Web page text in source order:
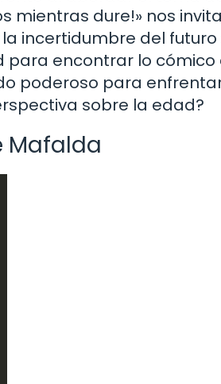
mientras dure!» nos
incertidumbre del futuro
para encontrar lo cómico
poderoso para
sobre la edad?
Mafalda